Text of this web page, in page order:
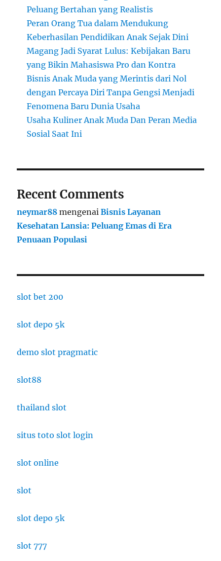
Peluang Bertahan yang Realistis
Peran Orang Tua dalam Mendukung
Keberhasilan Pendidikan Anak Sejak Dini
Magang Jadi Syarat Lulus: Kebijakan Baru
yang Bikin Mahasiswa Pro dan Kontra
Bisnis Anak Muda yang Merintis dari Nol
dengan Percaya Diri Tanpa Gengsi Menjadi
Fenomena Baru Dunia Usaha
Usaha Kuliner Anak Muda Dan Peran Media
Sosial Saat Ini
Recent Comments
neymar88 mengenaiBisnis Layanan
Kesehatan Lansia: Peluang Emas di Era
Penuaan Populasi
slot bet 200
slot depo 5k
demo slot pragmatic
slot88
thailand slot
situs toto slot login
slot online
slot
slot depo 5k
slot 777